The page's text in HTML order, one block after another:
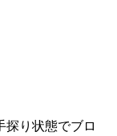
探り状態でブロ